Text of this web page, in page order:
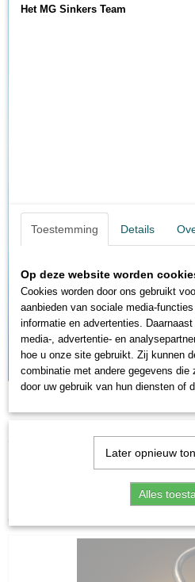
Ook interessant
Het MG Sinkers Team
Toestemming Details
Op deze website worden
Cookies worden door ons gebruikt
aanbieden van sociale media-
informatie en advertenties.
media-, advertentie- en
hoe u onze site gebruikt. Zij kunnen
combinatie met andere gegevens die
door uw gebruik van hun diensten of
Later opnieuw
Alles